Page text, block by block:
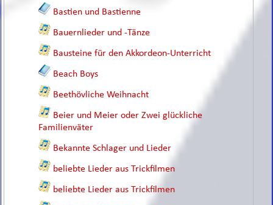
Bastien und Bastienne
Bauernlieder und -Tänze
Bausteine für den Akkordeon-Unterricht
Beach Boys
Beethövliche Weihnacht
Beier und Meier oder Zwei glückliche
Familienväter
Bekannte Schlager und Lieder
beliebte Lieder aus Trickfilmen
beliebte Lieder aus Trickfilmen